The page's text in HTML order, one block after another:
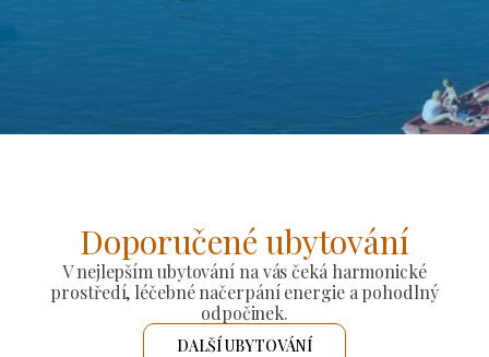
Doporučené ubytování
V nejlepším ubytování na vás čeká harmonické
prostředí, léčebné načerpání energie a pohodlný
odpočinek.
DALŠÍ UBYTOVÁNÍ